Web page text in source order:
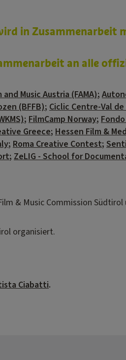
in Zusammenarbeit
an alle
Music Austria (FAMA);
(BFFB); Ciclic Centre-Val
; FilmCamp Norway;
Greece; Hessen Film &
; Roma Creative Contest;
; ZeLIG - School for
& Music Commission
organisiert.
Ciabatti.